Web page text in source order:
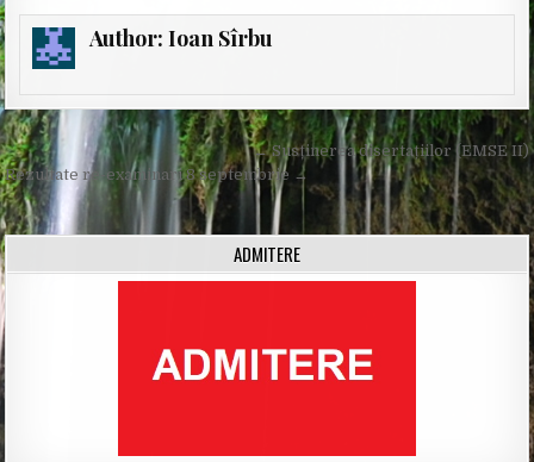
E
:
Author: Ioan Sîrbu
Post
navigation
← Susținerea disertațiilor (EMSE II)
Rezultate re-examinari 8 septembrie →
ADMITERE